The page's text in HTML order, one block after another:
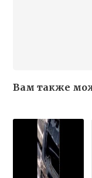
Вам также